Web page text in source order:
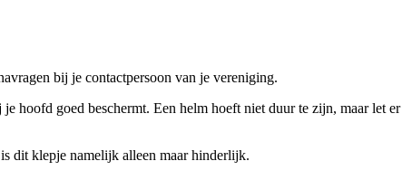
bij je contactpersoon van je vereniging.
hoofd goed beschermt. Een helm hoeft niet duur te zijn, maar let er
dit klepje namelijk alleen maar hinderlijk.